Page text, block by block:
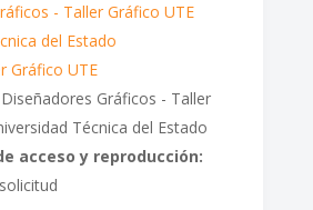
- Taller Gráfico UTE
del Estado
Gráfico UTE
Diseñadores Gráficos - Taller
Técnica del Estado
acceso y reproducción: